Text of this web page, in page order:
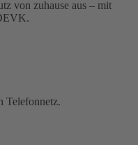
von zuhause aus – mit
Telefonnetz.